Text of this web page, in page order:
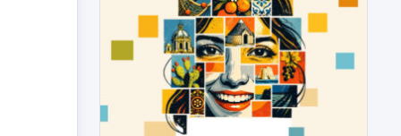
Nuove giornate di tensioni nel carcere di
Benevento. Due detenuti...